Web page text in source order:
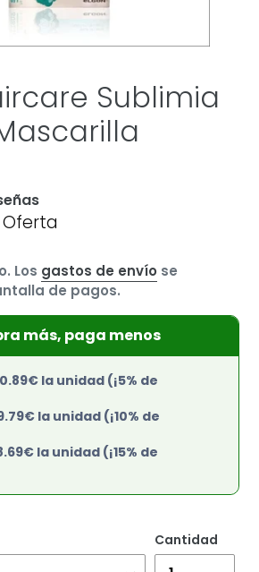
Sublimia
Oferta
Los gastos de envío se
de pagos.
más, paga menos
la unidad (¡5% de
la unidad (¡10% de
la unidad (¡15% de
Cantidad